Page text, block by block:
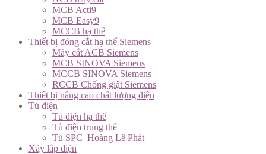
MCB Acti9
MCB Easy9
MCCB hạ thế
Thiết bị đóng cắt hạ thế Siemens
Máy cắt ACB Siemens
MCB SINOVA Siemens
MCCB SINOVA Siemens
RCCB Chống giật Siemens
Thiết bị nâng cao chất lượng điện
Tủ điện
Tủ điện hạ thế
Tủ điện trung thế
Tủ SPC_Hoàng Lê Phát
Xây lắp điện